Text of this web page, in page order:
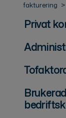
fakturering
Privat